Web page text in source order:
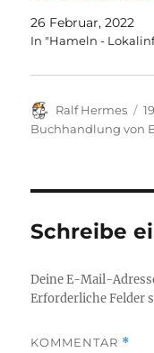
26 Februar, 2022
In "Hameln -
Autor
Ralf Hermes
Buchhandlung von
Schreibe
Deine E-Mail-
Erforderliche Felder
KOMMENTAR *